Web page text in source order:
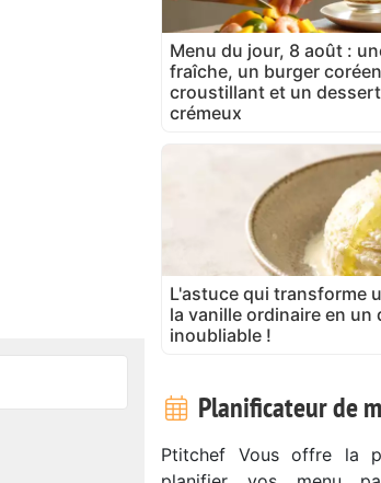
Menu du jour, 8 août :
fraîche, un burger coréen
croustillant et un
crémeux
L'astuce qui transforme
la vanille ordinaire en un
inoubliable !
Planificateur de
Ptitchef Vous offre la